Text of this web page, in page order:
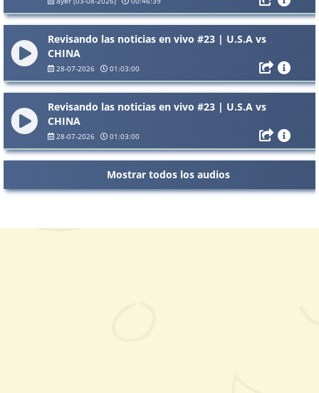
Revisando las noticias en vivo #23 | U.S.A vs
CHINA
28-07-2026 01:03:00
Revisando las noticias en vivo #23 | U.S.A vs
CHINA
28-07-2026 01:03:00
Mostrar todos los audios